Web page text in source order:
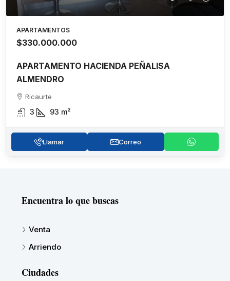
APARTAMENTOS
$330.000.000
APARTAMENTO HACIENDA PEÑALISA
ALMENDRO
Ricaurte
3 93 m²
Llamar Correo
Encuentra lo que buscas
Venta
Arriendo
Ciudades